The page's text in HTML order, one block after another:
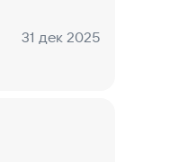
Дата:
31 дек 2025